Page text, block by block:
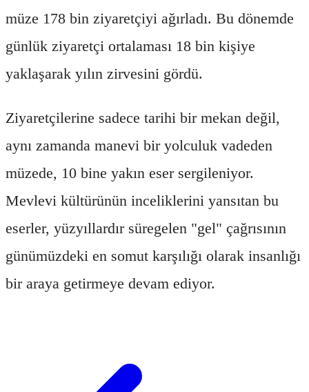
müze 178 bin ziyaretçiyi ağırladı. Bu dönemde
günlük ziyaretçi ortalaması 18 bin kişiye
yaklaşarak yılın zirvesini gördü.
Ziyaretçilerine sadece tarihi bir mekan değil,
aynı zamanda manevi bir yolculuk vadeden
müzede, 10 bine yakın eser sergileniyor.
Mevlevi kültürünün inceliklerini yansıtan bu
eserler, yüzyıllardır süregelen "gel" çağrısının
günümüzdeki en somut karşılığı olarak insanlığı
bir araya getirmeye devam ediyor.